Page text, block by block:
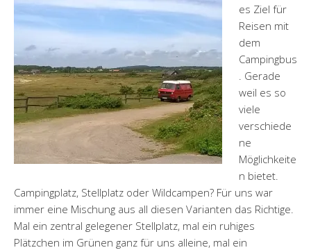
es Ziel für
Reisen mit
dem
Campingbus
. Gerade
weil es so
viele
verschiede
ne
Möglichkeite
n bietet.
Campingplatz, Stellplatz oder Wildcampen? Für uns war
immer eine Mischung aus all diesen Varianten das Richtige.
Mal ein zentral gelegener Stellplatz, mal ein ruhiges
Plätzchen im Grünen ganz für uns alleine, mal ein